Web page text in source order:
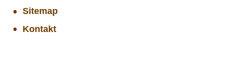
Sitemap
Kontakt